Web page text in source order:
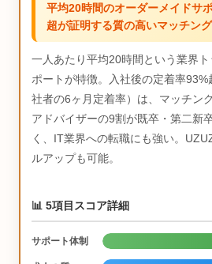
平均20時間のオーダーメイドサ
超が証明する質の高いマッチング
一人あたり平均20時間という業界
ポートが特徴。入社後の定着率
社者の6ヶ月定着率）は、マッチン
アドバイザーの9割が既卒・第二新
く、IT業界への転職にも強い。
ルアップも可能。
📊 5項目スコア詳細
サポート体制